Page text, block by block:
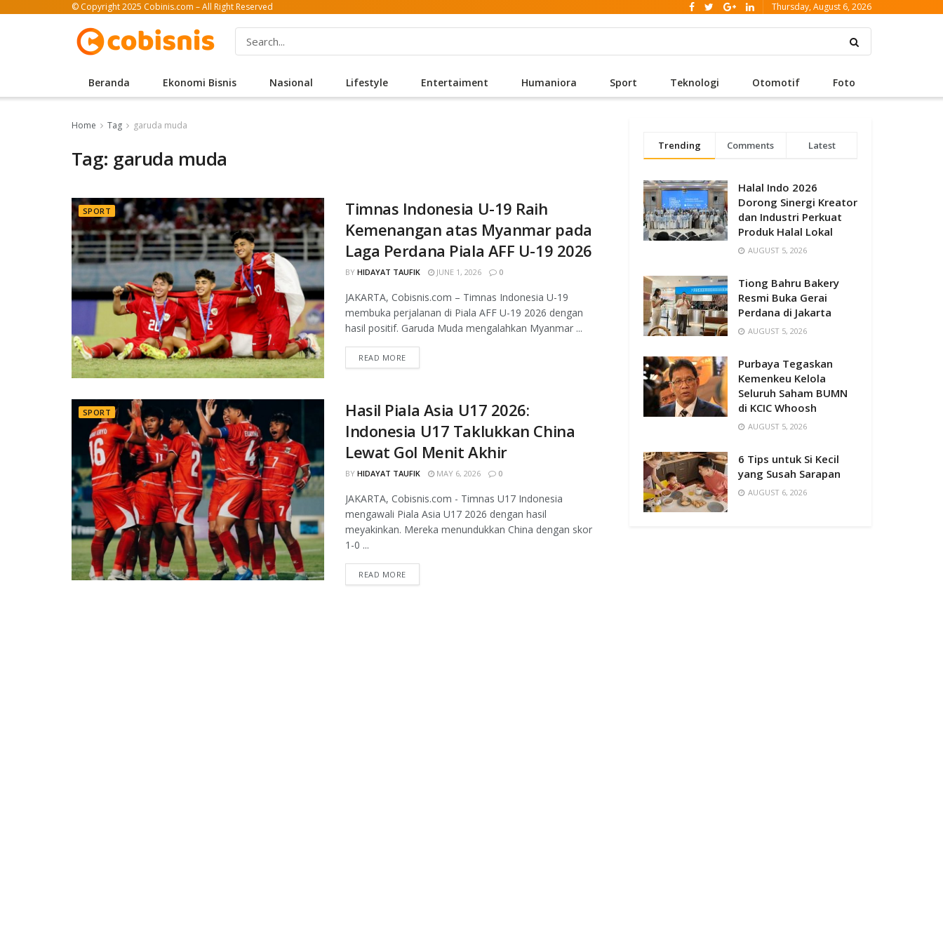
© Copyright 2025 Cobinis.com – All Right Reserved Thursday, August 6, 2026
Beranda Ekonomi Bisnis Nasional Lifestyle Entertaiment Humaniora Sport Teknologi Otomotif Foto
Home Tag garuda muda
Tag: garuda muda
SPORT
Timnas Indonesia U-19 Raih
Kemenangan atas Myanmar pada
Laga Perdana Piala AFF U-19 2026
BY HIDAYAT TAUFIK JUNE 1, 2026 0
JAKARTA, Cobisnis.com – Timnas Indonesia U-19
membuka perjalanan di Piala AFF U-19 2026 dengan
hasil positif. Garuda Muda mengalahkan Myanmar ...
READ MORE
SPORT
Hasil Piala Asia U17 2026:
Indonesia U17 Taklukkan China
Lewat Gol Menit Akhir
BY HIDAYAT TAUFIK MAY 6, 2026 0
JAKARTA, Cobisnis.com - Timnas U17 Indonesia
mengawali Piala Asia U17 2026 dengan hasil
meyakinkan. Mereka menundukkan China dengan skor
1-0 ...
READ MORE
Trending Comments Latest
Halal Indo 2026
Dorong Sinergi Kreator
dan Industri Perkuat
Produk Halal Lokal
AUGUST 5, 2026
Tiong Bahru Bakery
Resmi Buka Gerai
Perdana di Jakarta
AUGUST 5, 2026
Purbaya Tegaskan
Kemenkeu Kelola
Seluruh Saham BUMN
di KCIC Whoosh
AUGUST 5, 2026
6 Tips untuk Si Kecil
yang Susah Sarapan
AUGUST 6, 2026